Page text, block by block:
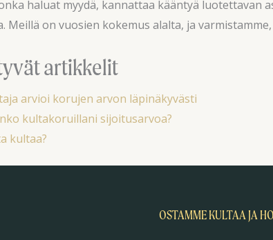
haluat myydä, kannattaa kääntyä
Meillä on vuosien kokemus alalta, ja
artikkelit
arvioi korujen arvon läpinäkyvästi
kultakoruillani sijoitusarvoa?
kultaa?
OSTAMME KULTAA JA